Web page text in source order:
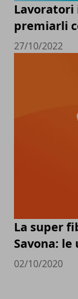
Lavoratori
premiarli
27/10/2022
La super
Savona:
02/10/2020